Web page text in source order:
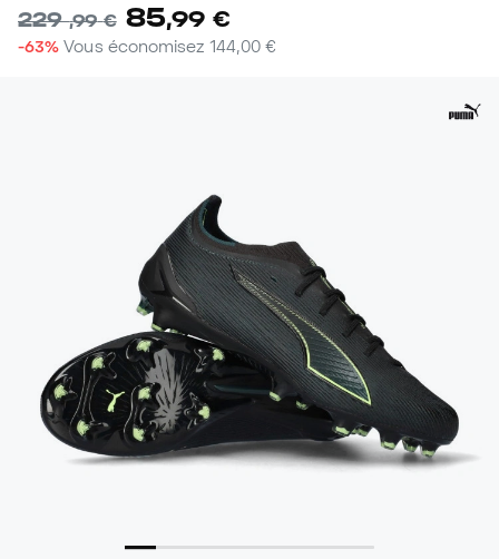
229,99 € 85,99 €
-63% Vous économisez 144,00 €